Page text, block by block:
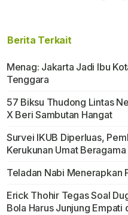
Berita Terkait
Menag: Jakarta Jadi Ibu
Tenggara
57 Biksu Thudong Lintas
X Beri Sambutan Hangat
Survei IKUB Diperluas,
Kerukunan Umat Beragama
Teladan Nabi Menerapkan
Erick Thohir Tegas Soal
Bola Harus Junjung Empati